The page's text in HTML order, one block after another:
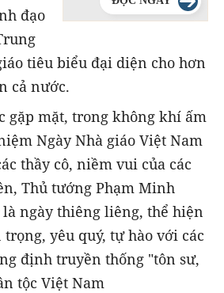
đạo
tiêu biểu đại diện cho hơn
cả nước.
gặp mặt, trong không khí ấm
Ngày Nhà giáo Việt Nam
thầy cô, niềm vui của các
Thủ tướng Phạm Minh
ngày thiêng liêng, thể hiện
yêu quý, tự hào với các
định truyền thống "tôn sư,
tộc Việt Nam